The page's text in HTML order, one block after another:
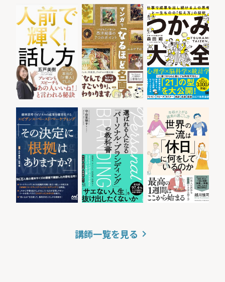
講師一覧を見る keyboard_arrow_right